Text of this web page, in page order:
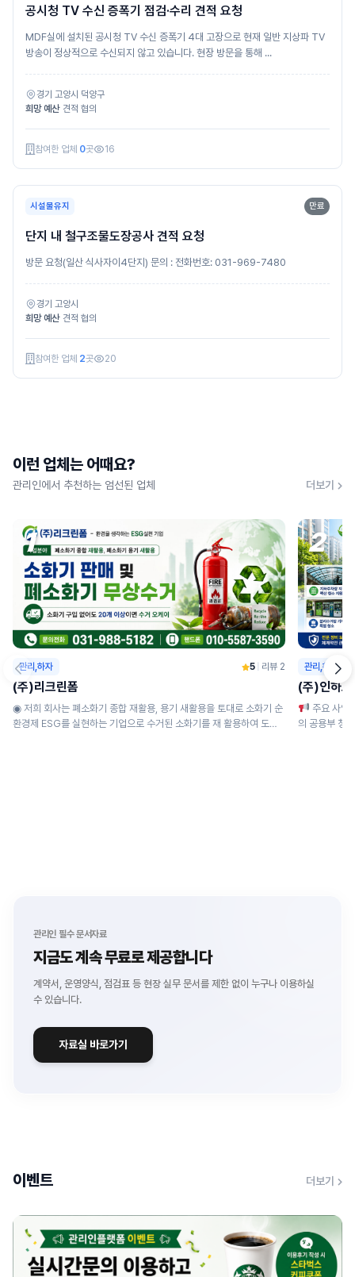
공시청 TV 수신 증폭기 점검·수리 견적 요청
MDF실에 설치된 공시청 TV 수신 증폭기 4대 고장으로 현재 일반 지상파 TV
방송이 정상적으로 수신되지 않고 있습니다. 현장 방문을 통해 ...
경기 고양시 덕양구
희망 예산 견적 협의
참여한 업체 0곳 16
시설물유지 만료
단지 내 철구조물도장공사 견적 요청
방문 요청(일산 식사자이4단지) 문의 : 전화번호: 031-969-7480
경기 고양시
희망 예산 견적 협의
참여한 업체 2곳 20
이런 업체는 어때요?
관리인에서 추천하는 엄선된 업체 더보기
1
관리,하자 5 리뷰 2
(주)리크린폼
◉ 저희 회사는 폐소화기 종합 재활용, 용기 새활용을 토대로 소화기 순
환경제 ESG를 실현하는 기업으로 수거된 소화기를 재 활용하여 도로
2
관리,하자
(주)인하그
의 공용부 청
관리인 필수 문서자료
지금도 계속 무료로 제공합니다
계약서, 운영양식, 점검표 등 현장 실무 문서를 제한 없이 누구나 이용하실
수 있습니다.
자료실 바로가기
이벤트 더보기